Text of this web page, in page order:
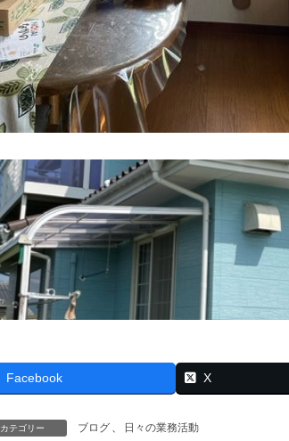
Facebook X
カテゴリー ブログ 日々の業務活動